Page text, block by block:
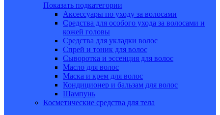
Показать подкатегории
Аксессуары по уходу за волосами
Средства для особого ухода за волосами и
кожей головы
Средства для укладки волос
Спрей и тоник для волос
Сыворотка и эссенция для волос
Масло для волос
Маска и крем для волос
Кондиционер и бальзам для волос
Шампунь
Косметические средства для тела